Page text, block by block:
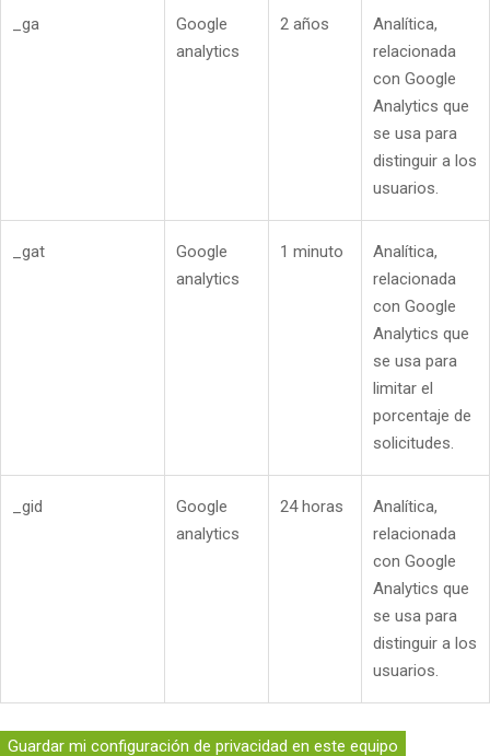
_ga
Google
analytics
2 años
Analítica,
relacionada
con Google
Analytics que
se usa para
distinguir a los
usuarios.
_gat
Google
analytics
1 minuto
Analítica,
relacionada
con Google
Analytics que
se usa para
limitar el
porcentaje de
solicitudes.
_gid
Google
analytics
24 horas
Analítica,
relacionada
con Google
Analytics que
se usa para
distinguir a los
usuarios.
Guardar mi configuración de privacidad en este equipo